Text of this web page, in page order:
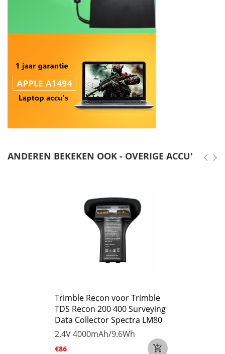
ANDEREN BEKEKEN OOK - OVERIGE ACCU'S
Trimble Recon voor Trimble
TDS Recon 200 400 Surveying
Data Collector Spectra LM80
2.4V4000mAh/9.6Wh
€86